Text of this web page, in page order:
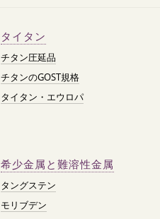
タイタン
チタン圧延品
チタンのGOST規格
タイタン・エウロパ
希少金属と難溶性金属
タングステン
モリブデン